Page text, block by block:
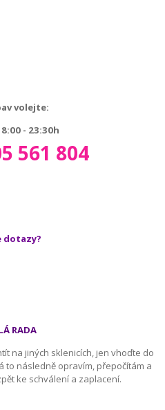
volejte:
- 23:30h
561 804
dotazy?
RADA
na jiných sklenicích, jen vhoďte do
to následně opravím, přepočítám a
ke schválení a zaplacení.